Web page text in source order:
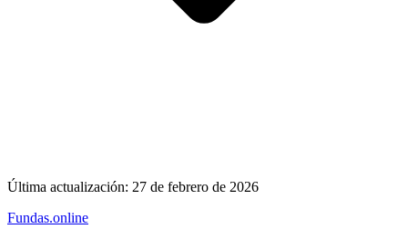
Última actualización: 27 de febrero de 2026
Fundas.online